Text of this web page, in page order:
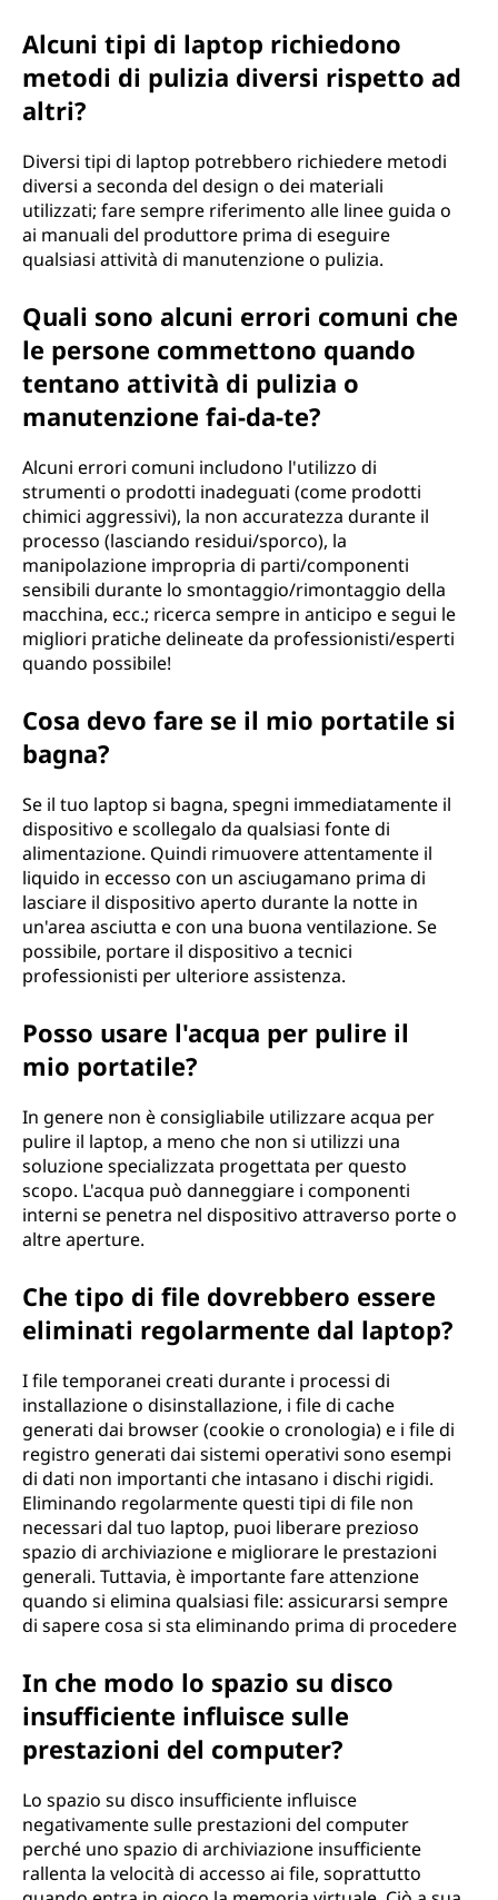
Alcuni tipi di laptop richiedono
metodi di pulizia diversi rispetto ad
altri?
Diversi tipi di laptop potrebbero richiedere metodi
diversi a seconda del design o dei materiali
utilizzati; fare sempre riferimento alle linee guida o
ai manuali del produttore prima di eseguire
qualsiasi attività di manutenzione o pulizia.
Quali sono alcuni errori comuni che
le persone commettono quando
tentano attività di pulizia o
manutenzione fai-da-te?
Alcuni errori comuni includono l'utilizzo di
strumenti o prodotti inadeguati (come prodotti
chimici aggressivi), la non accuratezza durante il
processo (lasciando residui/sporco), la
manipolazione impropria di parti/componenti
sensibili durante lo smontaggio/rimontaggio della
macchina, ecc.; ricerca sempre in anticipo e segui le
migliori pratiche delineate da professionisti/esperti
quando possibile!
Cosa devo fare se il mio portatile si
bagna?
Se il tuo laptop si bagna, spegni immediatamente il
dispositivo e scollegalo da qualsiasi fonte di
alimentazione. Quindi rimuovere attentamente il
liquido in eccesso con un asciugamano prima di
lasciare il dispositivo aperto durante la notte in
un'area asciutta e con una buona ventilazione. Se
possibile, portare il dispositivo a tecnici
professionisti per ulteriore assistenza.
Posso usare l'acqua per pulire il
mio portatile?
In genere non è consigliabile utilizzare acqua per
pulire il laptop, a meno che non si utilizzi una
soluzione specializzata progettata per questo
scopo. L'acqua può danneggiare i componenti
interni se penetra nel dispositivo attraverso porte o
altre aperture.
Che tipo di file dovrebbero essere
eliminati regolarmente dal laptop?
I file temporanei creati durante i processi di
installazione o disinstallazione, i file di cache
generati dai browser (cookie o cronologia) e i file di
registro generati dai sistemi operativi sono esempi
di dati non importanti che intasano i dischi rigidi.
Eliminando regolarmente questi tipi di file non
necessari dal tuo laptop, puoi liberare prezioso
spazio di archiviazione e migliorare le prestazioni
generali. Tuttavia, è importante fare attenzione
quando si elimina qualsiasi file: assicurarsi sempre
di sapere cosa si sta eliminando prima di procedere
In che modo lo spazio su disco
insufficiente influisce sulle
prestazioni del computer?
Lo spazio su disco insufficiente influisce
negativamente sulle prestazioni del computer
perché uno spazio di archiviazione insufficiente
rallenta la velocità di accesso ai file, soprattutto